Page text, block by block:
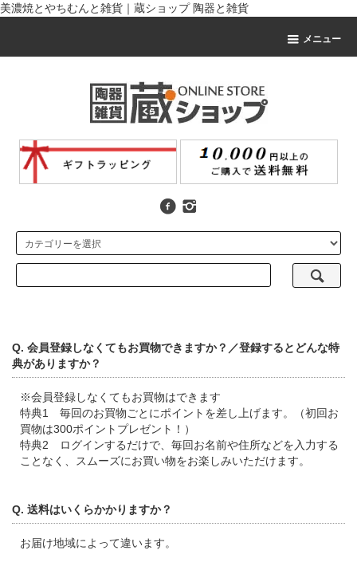
美濃焼とやちむんと雑貨｜蔵ショップ 陶器と雑貨
メニュー
Q. 会員登録しなくてもお買物できますか？／登録するとどんな特
典がありますか？
※会員登録しなくてもお買物はできます
特典1 毎回のお買物ごとにポイントを差し上げます。（初回お
買物は300ポイントプレゼント！）
特典2 ログインするだけで、毎回お名前や住所などを入力する
ことなく、スムーズにお買い物をお楽しみいただけます。
Q. 送料はいくらかかりますか？
お届け地域によって違います。